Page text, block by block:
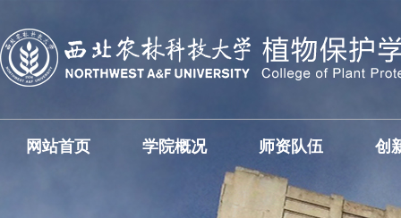
网站首页 学院概况 师资队伍 创